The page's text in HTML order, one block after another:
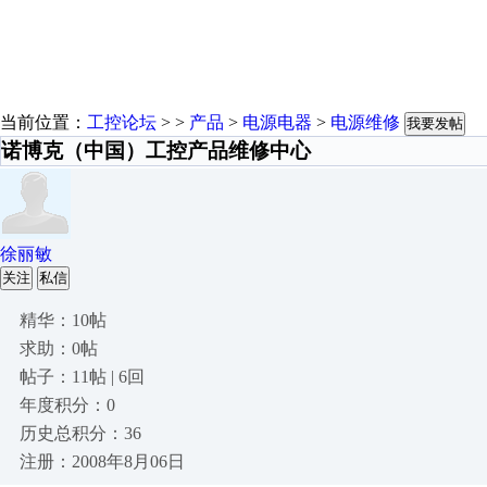
当前位置： 工控论坛 > > 产品 > 电源电器 > 电源维修 我要发帖
诺博克（中国）工控产品维修中心
徐丽敏
关注 私信
精华：10帖
求助：0帖
帖子：11帖 | 6回
年度积分：0
历史总积分：36
注册：2008年8月06日